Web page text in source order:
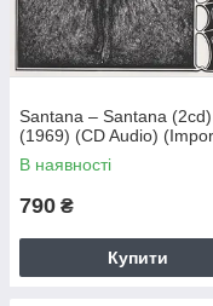
Santana – Santana (2cd)
(1969) (CD Audio)
В наявності
790 ₴
Купити